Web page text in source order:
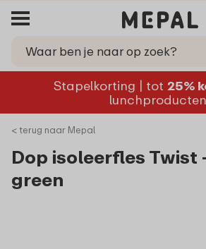
Stapelkorting | tot 25%
lunchproducten
< terug naar Mepal
Dop isoleerfles Twist
green